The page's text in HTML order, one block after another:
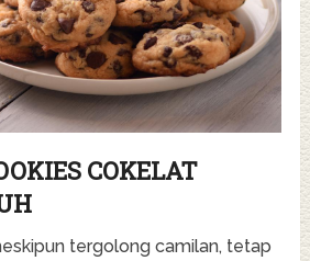
COKELAT
tergolong camilan, tetap